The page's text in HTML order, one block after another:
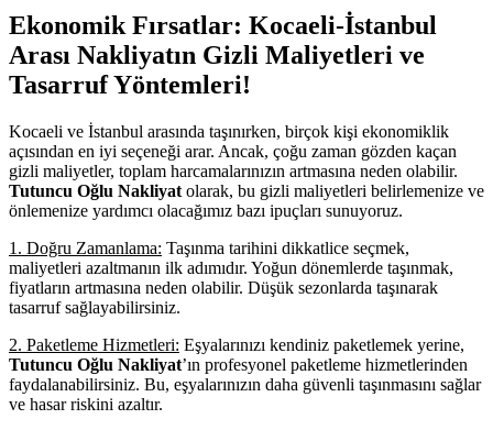
Ekonomik Fırsatlar: Kocaeli-İstanbul
Arası Nakliyatın Gizli Maliyetleri ve
Tasarruf Yöntemleri!
Kocaeli ve İstanbul arasında taşınırken, birçok kişi ekonomiklik
açısından en iyi seçeneği arar. Ancak, çoğu zaman gözden kaçan
gizli maliyetler, toplam harcamalarınızın artmasına neden olabilir.
Tutuncu Oğlu Nakliyat olarak, bu gizli maliyetleri belirlemenize ve
önlemenize yardımcı olacağımız bazı ipuçları sunuyoruz.
1. Doğru Zamanlama: Taşınma tarihini dikkatlice seçmek,
maliyetleri azaltmanın ilk adımıdır. Yoğun dönemlerde taşınmak,
fiyatların artmasına neden olabilir. Düşük sezonlarda taşınarak
tasarruf sağlayabilirsiniz.
2. Paketleme Hizmetleri: Eşyalarınızı kendiniz paketlemek yerine,
Tutuncu Oğlu Nakliyat’ın profesyonel paketleme hizmetlerinden
faydalanabilirsiniz. Bu, eşyalarınızın daha güvenli taşınmasını sağlar
ve hasar riskini azaltır.